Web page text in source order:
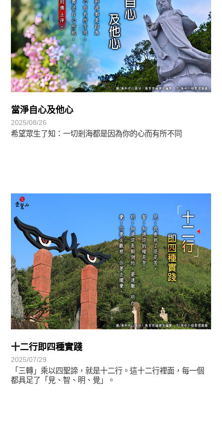
當淨自心及他心
2025/08/26
希望眾生了知：一切剎海都是因為你的心而有所不同
十二行即四種實踐
2025/07/29
「三轉」乘以四聖諦，就是十二行。這十二行裡面，每一個
都具足了「見、智、明、覺」。